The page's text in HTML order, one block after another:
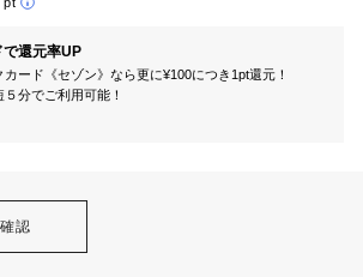
還元率UP
ード《セゾン》なら更に¥100につき1pt還元！
分でご利用可能！
認